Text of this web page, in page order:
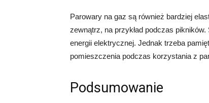
Parowary na gaz są również bardziej
zewnątrz, na przykład podczas
energii elektrycznej. Jednak trzeba
pomieszczenia podczas korzystania z
Podsumowanie